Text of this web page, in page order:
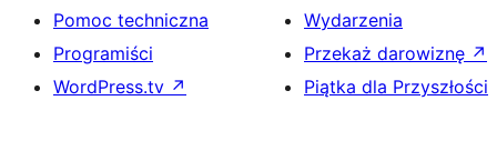
Pomoc techniczna
Programiści
WordPress.tv ↗
Wydarzenia
Przekaż darowiznę ↗
Piątka dla Przyszłości